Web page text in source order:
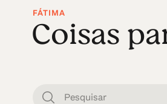
FÁTIMA
Coisas